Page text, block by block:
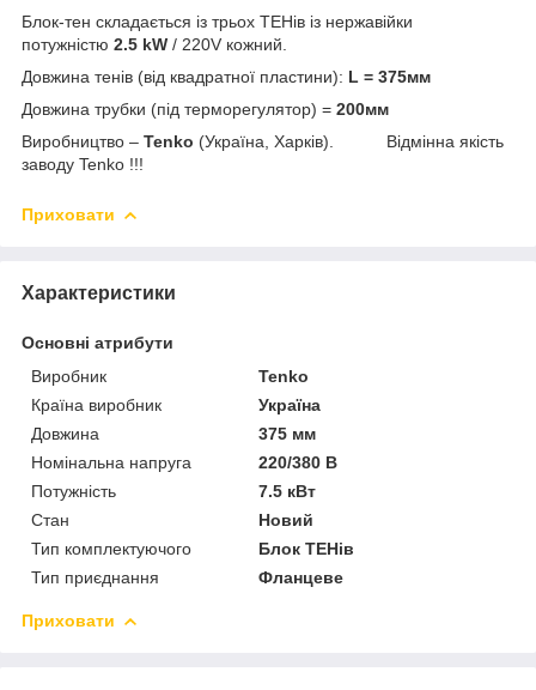
Блок-тен складається із трьох ТЕНів із нержавійки
потужністю 2.5 kW / 220V кожний.
Довжина тенів (від квадратної пластини): L = 375мм
Довжина трубки (під терморегулятор) = 200мм
Виробництво – Tenko (Україна, Харків). Відмінна якість
заводу Tenko !!!
Приховати
Характеристики
Основні атрибути
Виробник
Tenko
Країна виробник
Україна
Довжина
375 мм
Номінальна напруга
220/380 В
Потужність
7.5 кВт
Стан
Новий
Тип комплектуючого
Блок ТЕНів
Тип приєднання
Фланцеве
Приховати